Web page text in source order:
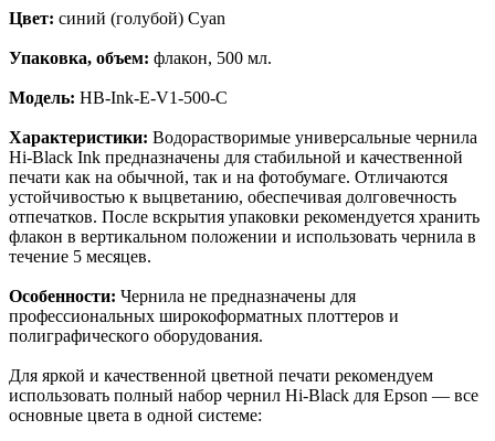
Цвет: синий (голубой) Cyan
Упаковка, объем: флакон, 500 мл.
Модель: HB-Ink-E-V1-500-C
Характеристики: Водорастворимые универсальные чернила
Hi-Black Ink предназначены для стабильной и качественной
печати как на обычной, так и на фотобумаге. Отличаются
устойчивостью к выцветанию, обеспечивая долговечность
отпечатков. После вскрытия упаковки рекомендуется хранить
флакон в вертикальном положении и использовать чернила в
течение 5 месяцев.
Особенности: Чернила не предназначены для
профессиональных широкоформатных плоттеров и
полиграфического оборудования.
Для яркой и качественной цветной печати рекомендуем
использовать полный набор чернил Hi-Black для Epson — все
основные цвета в одной системе: